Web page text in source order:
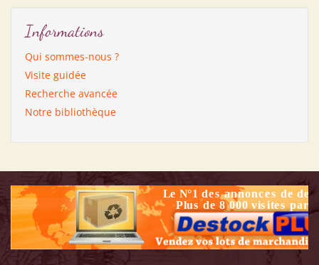
Informations
Qui sommes-nous ?
Visite guidée
Recherche avancée
Notre bibliothèque